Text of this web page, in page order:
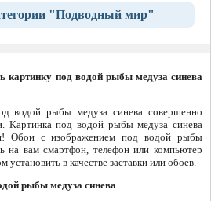
"Подводный мир"
картинку под водой рыбы медуза синева
водой рыбы медуза синева совершенно
Картинка под водой рыбы медуза синева
Обои с изображением под водой рыбы
на вам смартфон, телефон или компьютер
в качестве заставки или обоев.
рыбы медуза синева